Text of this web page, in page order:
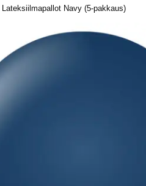
Navy (5-pakkaus)